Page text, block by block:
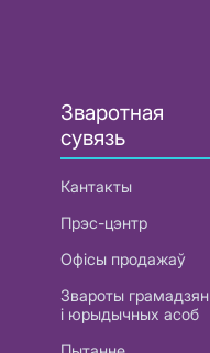
Зваротная
сувязь
Кантакты
Прэс-цэнтр
Офісы продажаў
Звароты грамадзян
і юрыдычных асоб